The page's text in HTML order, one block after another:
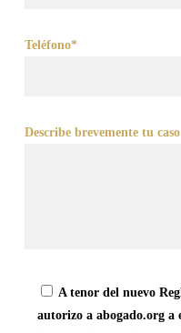
Teléfono*
Describe brevemente tu caso
A tenor del nuevo
autorizo a abogado.org a